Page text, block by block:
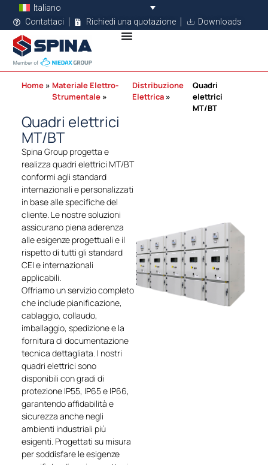
Italiano
Contattaci
Richiedi una quotazione Downloads
Home
Materiale Elettro-
Strumentale
Distribuzione
Elettrica
Quadri
elettrici
MT/BT
Quadri elettrici
MT/BT
Spina Group progetta e
realizza quadri elettrici MT/BT
conformi agli standard
internazionali e personalizzati
in base alle specifiche del
cliente. Le nostre soluzioni
assicurano piena aderenza
alle esigenze progettuali e il
rispetto di tutti gli standard
CEI e internazionali
applicabili.
Offriamo un servizio completo
che include pianificazione,
cablaggio, collaudo,
imballaggio, spedizione e la
fornitura di documentazione
tecnica dettagliata. I nostri
quadri elettrici sono
disponibili con gradi di
protezione IP55, IP65 e IP66,
garantendo affidabilità e
sicurezza anche negli
ambienti industriali più
esigenti. Progettati su misura
per soddisfare le esigenze